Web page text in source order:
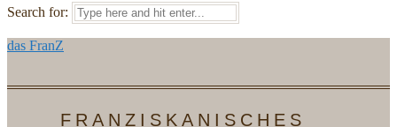
Search for:
das FranZ
FRANZISKANISCHES